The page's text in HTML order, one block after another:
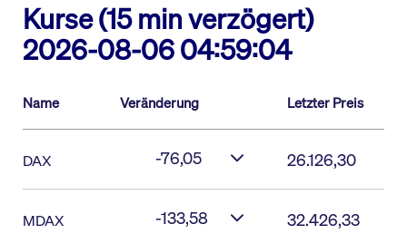
Kurse (15 min verzögert)
2026-08-06 04:59:04
Name Veränderung Letzter Preis
DAX -76,05 26.126,30
MDAX -133,58 32.426,33